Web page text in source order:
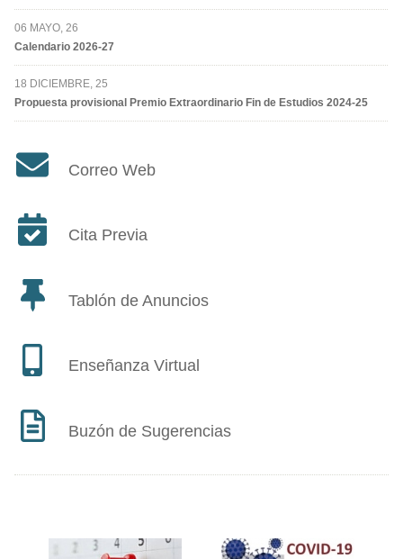
06 MAYO, 26
Calendario 2026-27
18 DICIEMBRE, 25
Propuesta provisional Premio Extraordinario Fin de Estudios 2024-25
Correo Web
Cita Previa
Tablón de Anuncios
Enseñanza Virtual
Buzón de Sugerencias